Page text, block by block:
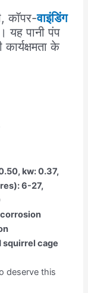
कॉपर-वाइंडिंग
यह पानी पंप
के
kw: 0.37,
6-27,
corrosion
squirrel cage
deserve this